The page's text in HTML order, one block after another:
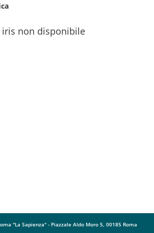
iris non disponibile
"La Sapienza" - Piazzale Aldo Moro 5, 00185 Roma